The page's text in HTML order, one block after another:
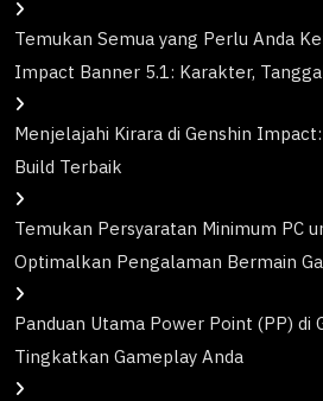
Temukan Semua yang Perlu Anda
Impact Banner 5.1: Karakter,
Menjelajahi Kirara di Genshin
Build Terbaik
Temukan Persyaratan Minimum PC
Optimalkan Pengalaman Bermain
Panduan Utama Power Point (PP) di
Tingkatkan Gameplay Anda